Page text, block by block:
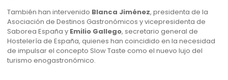
También han intervenido Blanca Jiménez, presidenta de la
Asociación de Destinos Gastronómicos y vicepresidenta de
Saborea España y Emilio Gallego, secretario general de
Hostelería de España, quienes han coincidido en la necesidad
de impulsar el concepto Slow Taste como el nuevo lujo del
turismo enogastronómico.